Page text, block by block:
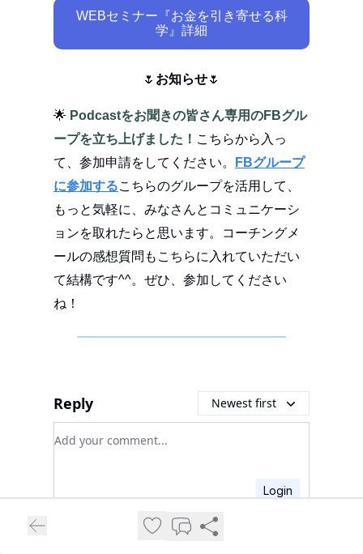
WEBセミナー『お金を引き寄せる科
学』詳細
🌷 お知らせ🌷
🌟 Podcastをお聞きの皆さん専用のFBグル
ープを立ち上げました！ こちらから入っ
て、参加申請をしてください。
FBグループ
に参加するこちらのグループを活用して、
もっと気軽に、みなさんとコミュニケーシ
ョンを取れたらと思います。コーチングメ
ールの感想質問もこちらに入れていただい
て結構です^^。ぜひ、参加してください
ね！
Reply Newest first
Add your comment
Login
to participate.